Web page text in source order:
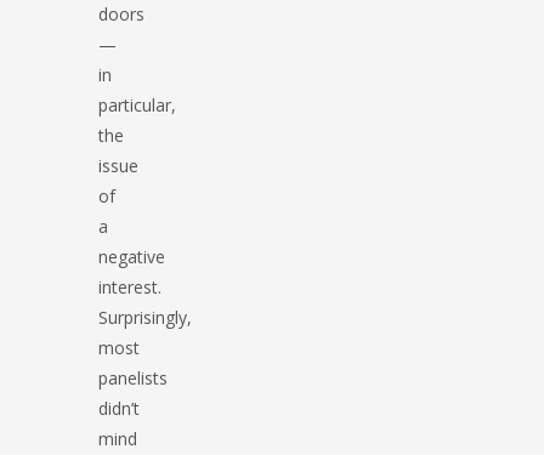
doors
—
in
particular,
the
issue
of
a
negative
interest.
Surprisingly,
most
panelists
didn’t
mind